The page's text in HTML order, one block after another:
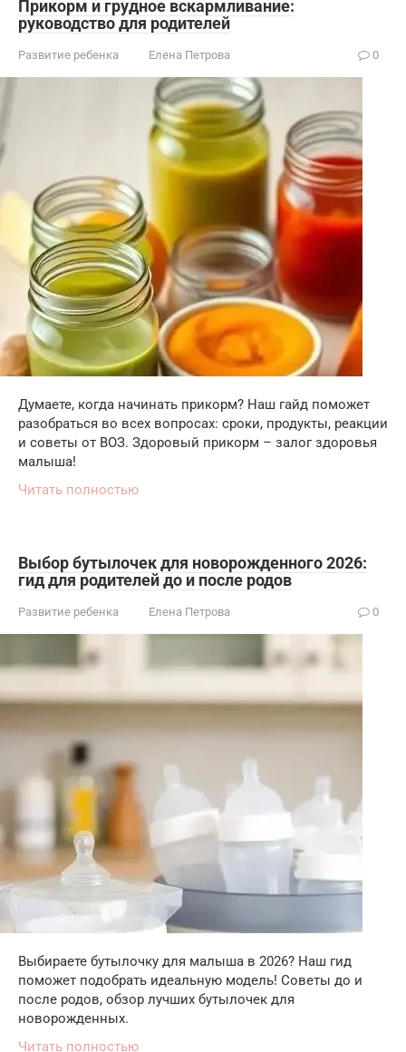
Прикорм и грудное вскармливание:
руководство для родителей
Развитие ребенка Елена Петрова 0
Думаете, когда начинать прикорм? Наш гайд поможет
разобраться во всех вопросах: сроки, продукты, реакции
и советы от ВОЗ. Здоровый прикорм – залог здоровья
малыша!
Читать полностью
Выбор бутылочек для новорожденного 2026:
гид для родителей до и после родов
Развитие ребенка Елена Петрова 0
Выбираете бутылочку для малыша в 2026? Наш гид
поможет подобрать идеальную модель! Советы до и
после родов, обзор лучших бутылочек для
новорожденных.
Читать полностью